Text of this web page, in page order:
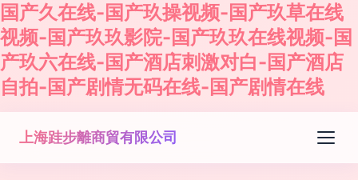
国产久在线-国产玖操视频-国产玖草在线
视频-国产玖玖影院-国产玖玖在线视频-国
产玖六在线-国产酒店刺激对白-国产酒店
自拍-国产剧情无码在线-国产剧情在线
上海跬步離商貿有限公司